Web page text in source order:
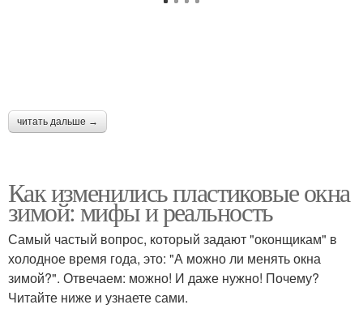
читать дальше →
Как изменились пластиковые окна
зимой: мифы и реальность
Самый частый вопрос, который задают "оконщикам" в
холодное время года, это: "А можно ли менять окна
зимой?". Отвечаем: можно! И даже нужно! Почему?
Читайте ниже и узнаете сами.